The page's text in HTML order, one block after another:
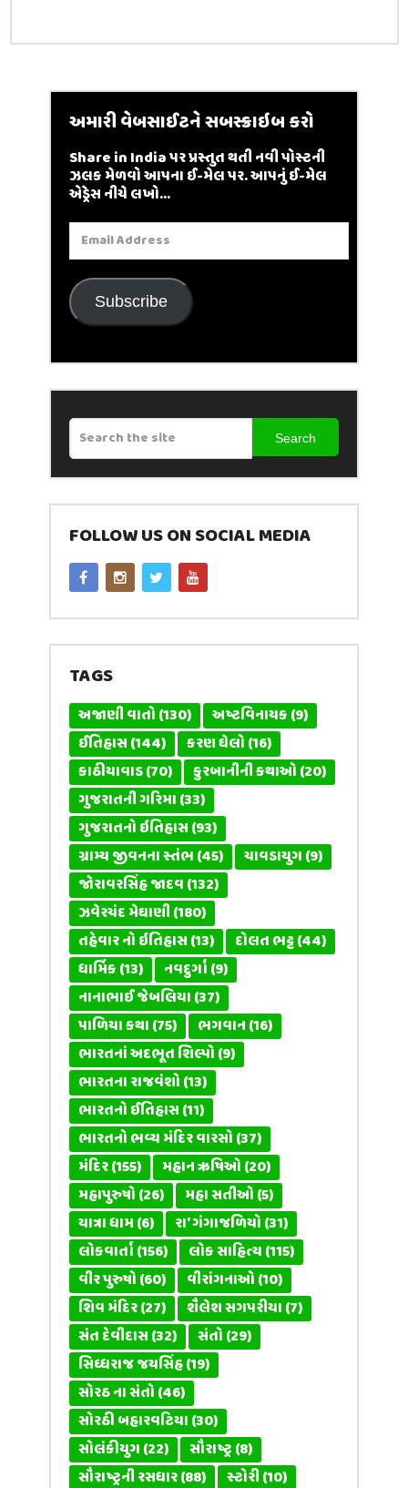
અમારી વેબસાઈટને સબસ્ક્રાઇબ કરો
Share in India પર પ્રસ્તુત થતી નવી પોસ્ટની
ઝલક મેળવો આપના ઈ-મેલ પર. આપનું ઈ-મેલ
એડ્રેસ નીચે લખો...
Email
Address
Subscribe
Search
FOLLOW US ON SOCIAL MEDIA
TAGS
અજાણી વાતો(130) અષ્ટવિનાયક(9)
ઈતિહાસ(144) કરણ ઘેલો(16)
કાઠીયાવાડ(70) કુરબાનીની કથાઓ(20)
ગુજરાતની ગરિમા(33)
ગુજરાતનો ઇતિહાસ(93)
ગ્રામ્ય જીવનના સ્તંભ(45) ચાવડાયુગ(9)
જોરાવરસિંહ જાદવ(132)
ઝવેરચંદ મેઘાણી(180)
તહેવાર નો ઇતિહાસ(13) દોલત ભટ્ટ(44)
ધાર્મિક(13) નવદુર્ગા(9)
નાનાભાઈ જેબલિયા(37)
પાળિયા કથા(75) ભગવાન(16)
ભારતનાં અદભૂત શિલ્પો(9)
ભારતના રાજવંશો(13)
ભારતનો ઈતિહાસ(11)
ભારતનો ભવ્ય મંદિર વારસો(37)
મંદિર(155) મહાન ઋષિઓ(20)
મહાપુરુષો(26) મહા સતીઓ(5)
યાત્રા ધામ(6) રા' ગંગાજળિયો(31)
લોકવાર્તા(156) લોક સાહિત્ય(115)
વીર પુરુષો(60) વીરાંગનાઓ(10)
શિવ મંદિર(27) શૈલેશ સગપરીયા(7)
સંત દેવીદાસ(32) સંતો(29)
સિધ્ધરાજ જયસિંહ(19)
સોરઠ ના સંતો(46)
સોરઠી બહારવટિયા(30)
સોલંકીયુગ(22) સૌરાષ્ટ્ર(8)
સૌરાષ્ટ્રની રસધાર(88) સ્ટોરી(10)